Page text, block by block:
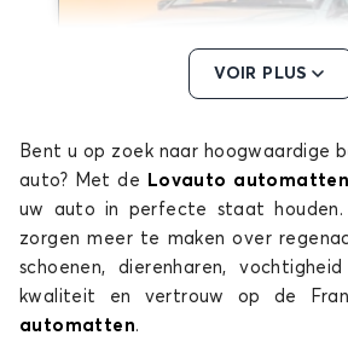
Automatten voor
VOIR PLUS
Bent u op zoek naar hoogwaardige
auto? Met de
Lovauto automatten
uw auto in perfecte staat
zorgen meer te maken over
schoenen, dierenharen,
kwaliteit en vertrouw op de
automatten.